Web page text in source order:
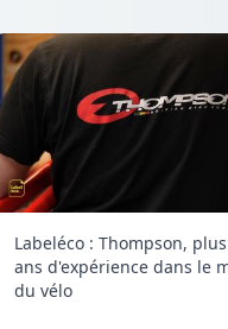
Labeléco : Thompson,
ans d'expérience dans le
du vélo